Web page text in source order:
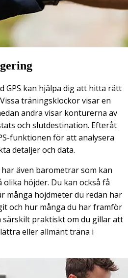
GPS kan hjälpa dig att hitta rätt
träningsklockor visar en
andra visar konturerna av
och slutdestination. Efteråt
funktionen för att analysera
detaljer och data.
även barometrar som kan
höjder. Du kan också få
många höjdmeter du redan har
och hur många du har framför
särskilt praktiskt om du gillar att
eller allmänt träna i